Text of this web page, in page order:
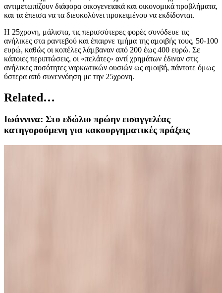
αντιμετωπίζουν διάφορα οικογενειακά και οικονομικά προβλήματα,
και τα έπεισα να τα διευκολύνει προκειμένου να εκδίδονται.
Η 25χρονη, μάλιστα, τις περισσότερες φορές συνόδευε τις
ανήλικες στα ραντεβού και έπαιρνε τμήμα της αμοιβής τους, 50-100
ευρώ, καθώς οι κοπέλες λάμβαναν από 200 έως 400 ευρώ. Σε
κάποιες περιπτώσεις, οι «πελάτες» αντί χρημάτων έδιναν στις
ανήλικες ποσότητες ναρκωτικών ουσιών ως αμοιβή, πάντοτε όμως
ύστερα από συνεννόηση με την 25χρονη.
Related…
Ιωάννινα: Στο εδώλιο πρώην εισαγγελέας
κατηγορούμενη για κακουργηματικές πράξεις